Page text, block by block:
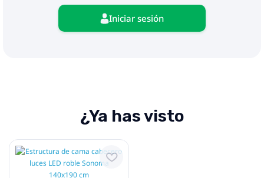
Iniciar sesión
¿Ya has visto